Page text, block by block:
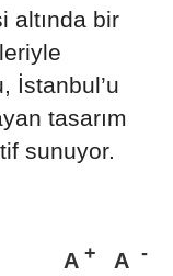
altında bir
İstanbul’u
tasarım
sunuyor.
A A